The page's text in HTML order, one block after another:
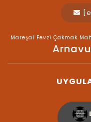
Mareşal Fevzi Çakmak